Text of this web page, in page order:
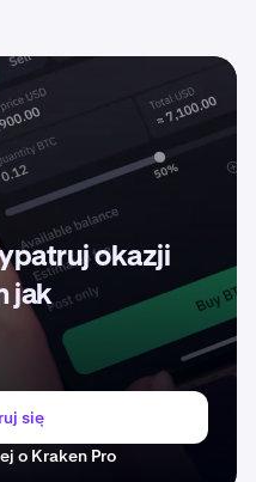
okazji
jak
się
o Kraken Pro